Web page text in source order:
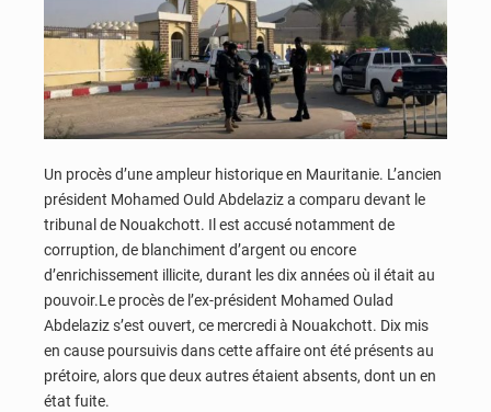
Un procès d’une ampleur historique en Mauritanie. L’ancien
président Mohamed Ould Abdelaziz a comparu devant le
tribunal de Nouakchott. Il est accusé notamment de
corruption, de blanchiment d’argent ou encore
d’enrichissement illicite, durant les dix années où il était au
pouvoir.Le procès de l’ex-président Mohamed Oulad
Abdelaziz s’est ouvert, ce mercredi à Nouakchott. Dix mis
en cause poursuivis dans cette affaire ont été présents au
prétoire, alors que deux autres étaient absents, dont un en
état fuite.